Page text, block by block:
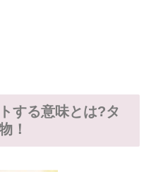
する意味とは?タ
！